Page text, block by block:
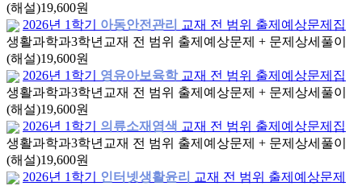
(해설)19,600원
2026년 1학기
아동안전관리
교재 전 범위 출제예상문제집
생활과학과3학년 교재 전 범위 출제예상문제 + 문제상세풀이
(해설)19,600원
2026년 1학기
영유아보육학 교재 전 범위 출제예상문제집
생활과학과3학년 교재 전 범위 출제예상문제 + 문제상세풀이
(해설)19,600원
2026년 1학기
의류소재염색 교재 전 범위 출제예상문제집
생활과학과3학년 교재 전 범위 출제예상문제 + 문제상세풀이
(해설)19,600원
2026년 1학기
인터넷생활윤리
교재 전 범위 출제예상문제